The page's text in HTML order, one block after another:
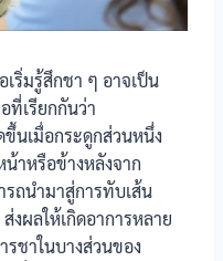
ริ่มรู้สึกชา ๆ อาจเป็น
ที่เรียกกันว่า
นเมื่อกระดูกส่วนหนึ่ง
าหรือข้างหลังจาก
ถนำมาสู่การทับเส้น
งผลให้เกิดอาการหลาย
ชาในบางส่วนของ